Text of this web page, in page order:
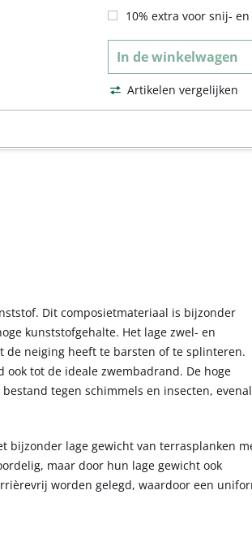
10% extra voor snij-
In dewinkelwagen
Artikelen vergelijken
Dit composietmateriaal is bijzonder
kunststofgehalte. Het lage zwel- en
de neiging heeft te barsten of te splinteren.
tot de ideale zwembadrand. De hoge
tegen schimmels en insecten,
bijzonder lage gewicht van terrasplanken
maar door hun lage gewicht ook
worden gelegd, waardoor een